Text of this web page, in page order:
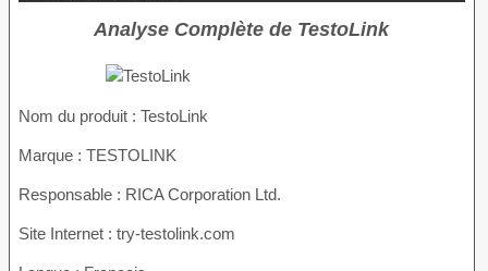
Analyse Complète de TestoLink
Nom du produit : TestoLink
Marque : TESTOLINK
Responsable : RICA Corporation Ltd.
Site Internet : try-testolink.com